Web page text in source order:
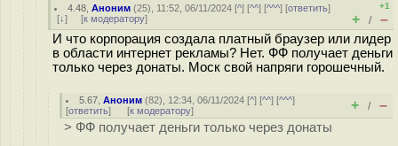
4.48 ,Аноним (25), 11:52, 06/11/2024 [^] [^^] [^^^] [ответить]
[↓] [к модератору]
+1
+ / –
И что корпорация создала платный браузер или лидер
в области интернет рекламы? Нет. ФФ получает деньги
только через донаты. Моск свой напряги горошечный.
5.67 ,Аноним (82), 12:34, 06/11/2024 [^] [^^] [^^^]
[ответить] [к модератору] + / –
> ФФ получает деньги только через донаты